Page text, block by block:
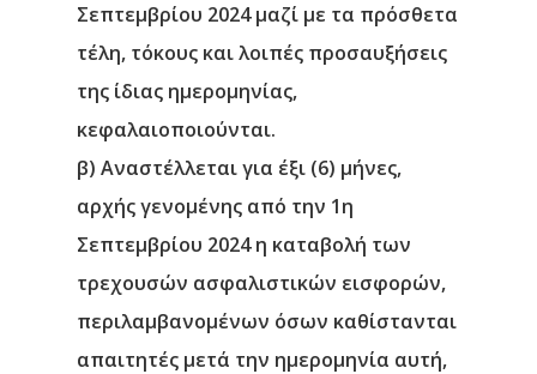
Σεπτεμβρίου 2024 μαζί με τα πρόσθετα
τέλη, τόκους και λοιπές προσαυξήσεις
της ίδιας ημερομηνίας,
κεφαλαιοποιούνται.
β) Αναστέλλεται για έξι (6) μήνες,
αρχής γενομένης από την 1η
Σεπτεμβρίου 2024 η καταβολή των
τρεχουσών ασφαλιστικών εισφορών,
περιλαμβανομένων όσων καθίστανται
απαιτητές μετά την ημερομηνία αυτή,